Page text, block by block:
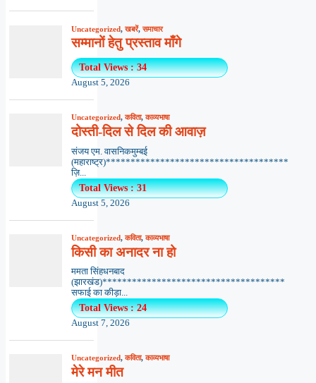
Uncategorized,खबरें,समाचार
सम्मानों हेतु प्रस्ताव माँगे
Total Views : 34
August 5, 2026
Uncategorized,कविता,काव्यभाषा
दोस्ती-दिल से दिल की आवाज़
संजय एम. वासनिकमुम्बई
(महाराष्ट्र)*************************************
ज़ि...
Total Views : 31
August 5, 2026
Uncategorized,कविता,काव्यभाषा
किसी का अनादर ना हो
ममता सिंहधनबाद
(झारखंड)*************************************
सफाई का कीड़ा...
Total Views : 24
August 7, 2026
Uncategorized,कविता,काव्यभाषा
मेरे मन मीत